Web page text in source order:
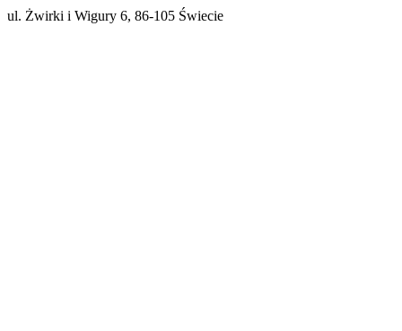
ul. Żwirki i Wigury 6, 86-105 Świecie